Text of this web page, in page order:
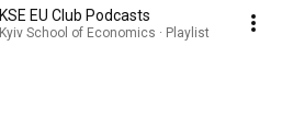
KSE EU Club Podcasts
Kyiv School of Economics · Playlist